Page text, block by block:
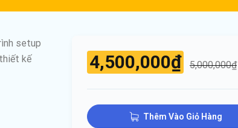
setup
kế
5,000,000₫
4,500,000₫
Thêm Vào Giỏ Hàng